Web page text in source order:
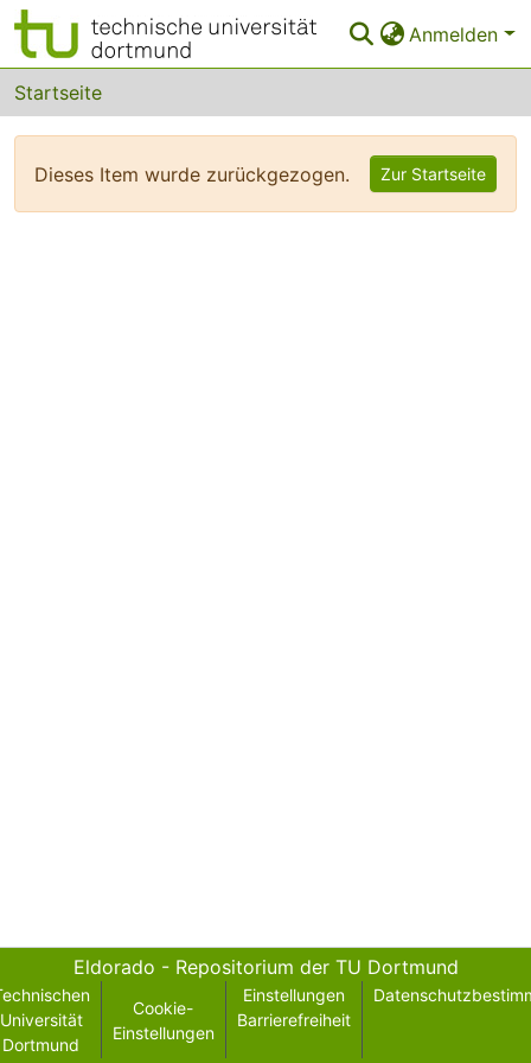
Anmelden
Bereiche & Sammlungen
Das gesamte Repositorium
FAQ
Startseite
Dieses Item wurde zurückgezogen. Zur Startseite
Eldorado - Repositorium der TU Dortmund
Universität
Dortmund
Cookie-
Einstellungen
Einstellungen
Barrierefreiheit